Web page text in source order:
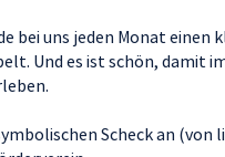
bei uns jeden Monat einen
Und es ist schön, damit